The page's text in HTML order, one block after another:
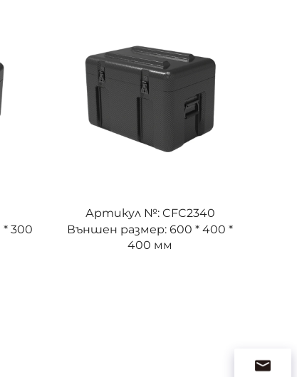
300
Артикул №: CFC2340
Външен размер: 600 * 400 *
400 мм